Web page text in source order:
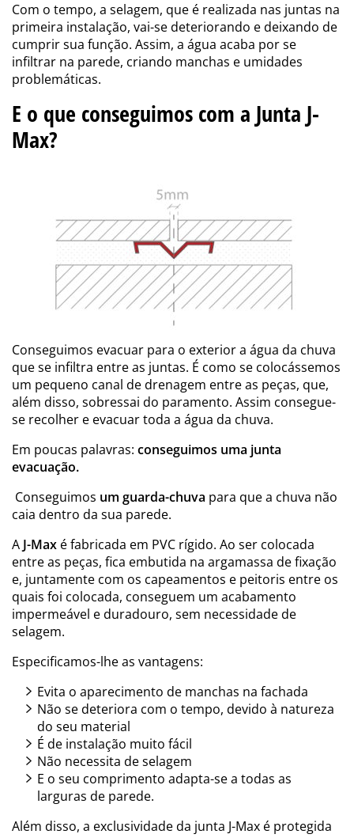
Com o tempo, a selagem, que é realizada nas juntas na
primeira instalação, vai-se deteriorando e deixando de
cumprir sua função. Assim, a água acaba por se
infiltrar na parede, criando manchas e umidades
problemáticas.
E o que conseguimos com a Junta J-
Max?
Conseguimos evacuar para o exterior a água da chuva
que se infiltra entre as juntas. É como se colocássemos
um pequeno canal de drenagem entre as peças, que,
além disso, sobressai do paramento. Assim consegue-
se recolher e evacuar toda a água da chuva.
Em poucas palavras: conseguimos uma junta
evacuação.
Conseguimos um guarda-chuva para que a chuva não
caia dentro da sua parede.
A J-Max é fabricada em PVC rígido. Ao ser colocada
entre as peças, fica embutida na argamassa de fixação
e, juntamente com os capeamentos e peitoris entre os
quais foi colocada, conseguem um acabamento
impermeável e duradouro, sem necessidade de
selagem.
Especificamos-lhe as vantagens:
Evita o aparecimento de manchas na fachada
Não se deteriora com o tempo, devido à natureza
do seu material
É de instalação muito fácil
Não necessita de selagem
E o seu comprimento adapta-se a todas as
larguras de parede.
Além disso, a exclusividade da junta J-Max é protegida